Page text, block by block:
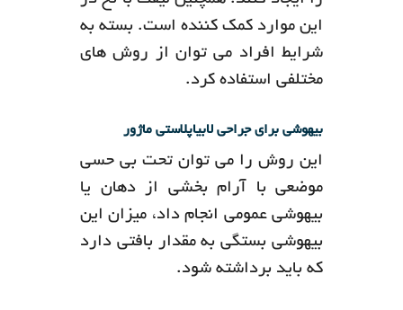
این موارد کمک کننده است. بسته به
شرایط افراد می توان از روش های
مختلفی استفاده کرد.
بیهوشی برای جراحی لابیاپلاستی ماژور
این روش را می توان تحت بی حسی
موضعی با آرام بخشی از دهان یا
بیهوشی عمومی انجام داد، میزان این
بیهوشی بستگی به مقدار بافتی دارد
که باید برداشته شود.